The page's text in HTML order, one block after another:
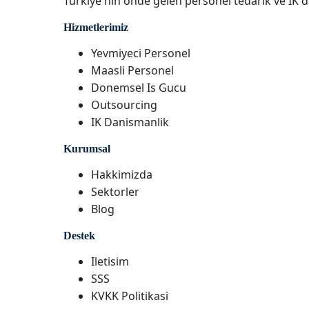
Hizmetlerimiz
Yevmiyeci Personel
Maasli Personel
Donemsel Is Gucu
Outsourcing
IK Danismanlik
Kurumsal
Hakkimizda
Sektorler
Blog
Destek
Iletisim
SSS
KVKK Politikasi